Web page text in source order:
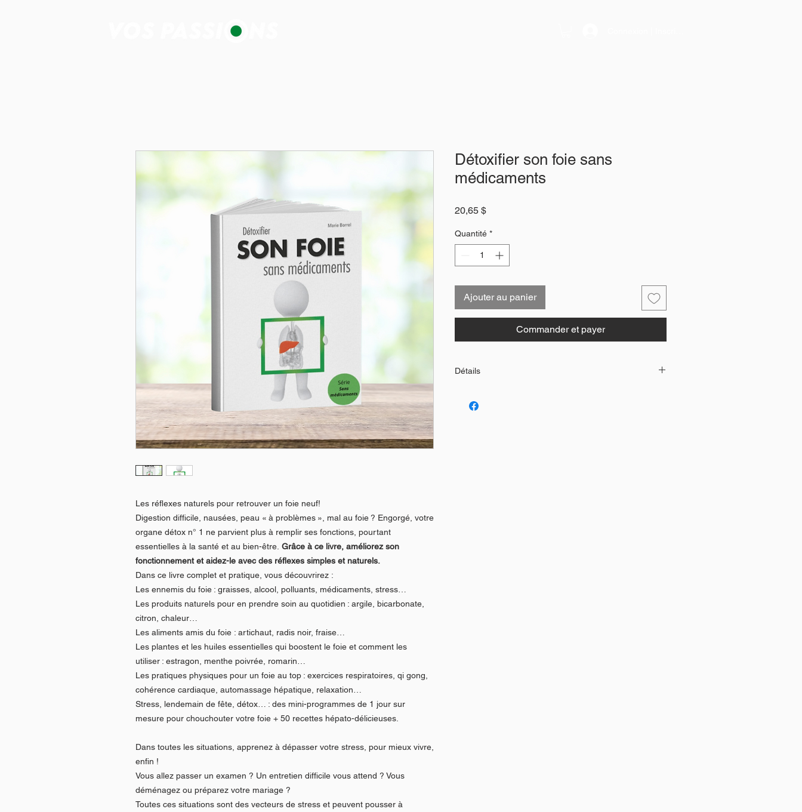
Les réflexes naturels pour retrouver un foie neuf!
Digestion difficile, nausées, peau « à problèmes », mal au foie ? Engorgé, votre
organe détox n° 1 ne parvient plus à remplir ses fonctions, pourtant
essentielles à la santé et au bien-être. Grâce à ce livre, améliorez son
fonctionnement et aidez-le avec des réflexes simples et naturels.
Dans ce livre complet et pratique, vous découvrirez :
Les ennemis du foie : graisses, alcool, polluants, médicaments, stress…
Les produits naturels pour en prendre soin au quotidien : argile, bicarbonate,
citron, chaleur…
Les aliments amis du foie : artichaut, radis noir, fraise…
Les plantes et les huiles essentielles qui boostent le foie et comment les
utiliser : estragon, menthe poivrée, romarin…
Les pratiques physiques pour un foie au top : exercices respiratoires, qi gong,
cohérence cardiaque, automassage hépatique, relaxation…
Stress, lendemain de fête, détox… : des mini-programmes de 1 jour sur
mesure pour chouchouter votre foie + 50 recettes hépato-délicieuses.
Dans toutes les situations, apprenez à dépasser votre stress, pour mieux vivre,
enfin !
Vous allez passer un examen ? Un entretien difficile vous attend ? Vous
déménagez ou préparez votre mariage ?
Toutes ces situations sont des vecteurs de stress et peuvent pousser à
Détoxifier son foie sans
médicaments
20,65 $Prix
Quantité *
Ajouter au panier
Commander et payer
Détails
Couverture souple